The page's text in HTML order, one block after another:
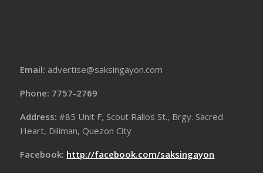
Email: advertise@saksingayon.com
Phone: 7757-2769
Address:#85 Unit F, Scout Rallos St., Brgy. Sacred
Heart, Diliman, Quezon City
Facebook: http://facebook.com/saksingayon